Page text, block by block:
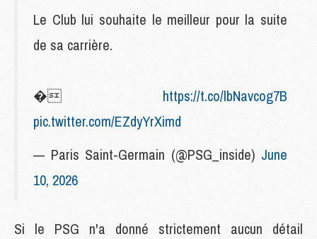
Le Club lui souhaite le meilleur pour la suite
de sa carrière.
� https://t.co/lbNavcog7B
pic.twitter.com/EZdyYrXimd
— Paris Saint-Germain (@PSG_inside) June
10, 2026
Si le PSG n'a donné strictement aucun détail